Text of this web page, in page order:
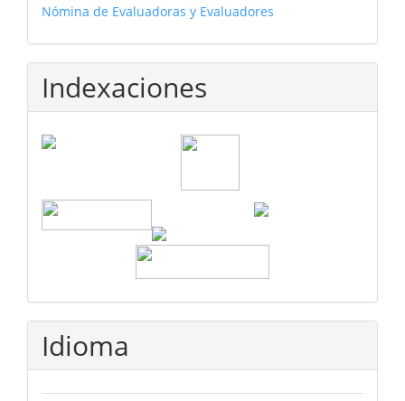
Nómina de Evaluadoras y Evaluadores
Indexaciones
Idioma